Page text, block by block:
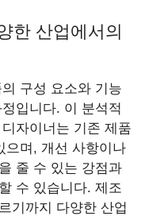
한 산업에서의
구성 요소와 기능
입니다. 이 분석적
자이너는 기존 제품
으며, 개선 사항이나
줄 수 있는 강점과
수 있습니다. 제조
기까지 다양한 산업